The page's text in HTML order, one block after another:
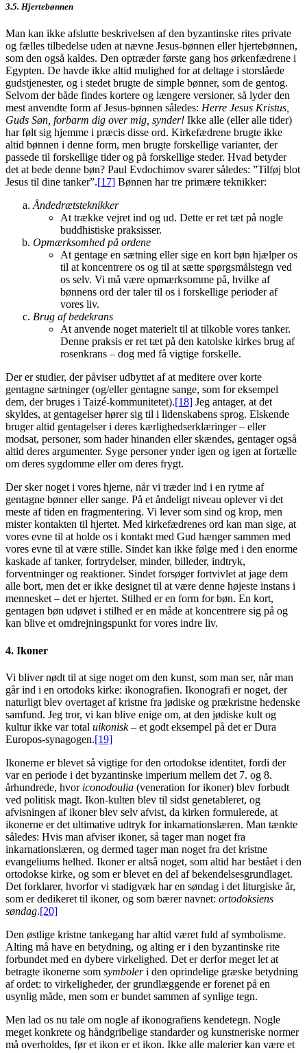
3.5. Hjertebønnen
Man kan ikke afslutte beskrivelsen af den byzantinske rites private
og fælles tilbedelse uden at nævne Jesus-bønnen eller hjertebønnen,
som den også kaldes. Den optræder første gang hos ørkenfædrene i
Egypten. De havde ikke altid mulighed for at deltage i storslåede
gudstjenester, og i stedet brugte de simple bønner, som de gentog.
Selvom der både findes kortere og længere versioner, så lyder den
mest anvendte form af Jesus-bønnen således: Herre Jesus Kristus,
Guds Søn, forbarm dig over mig, synder! Ikke alle (eller alle tider)
har følt sig hjemme i præcis disse ord. Kirkefædrene brugte ikke
altid bønnen i denne form, men brugte forskellige varianter, der
passede til forskellige tider og på forskellige steder. Hvad betyder
det at bede denne bøn? Paul Evdochimov svarer således: ”Tilføj blot
Jesus til dine tanker”.[17] Bønnen har tre primære teknikker:
Åndedrætsteknikker
At trække vejret ind og ud. Dette er ret tæt på nogle
buddhistiske praksisser.
Opmærksomhed på ordene
At gentage en sætning eller sige en kort bøn hjælper os
til at koncentrere os og til at sætte spørgsmålstegn ved
os selv. Vi må være opmærksomme på, hvilke af
bønnens ord der taler til os i forskellige perioder af
vores liv.
Brug af bedekrans
At anvende noget materielt til at tilkoble vores tanker.
Denne praksis er ret tæt på den katolske kirkes brug af
rosenkrans – dog med få vigtige forskelle.
Der er studier, der påviser udbyttet af at meditere over korte
gentagne sætninger (og/eller gentagne sange, som for eksempel
dem, der bruges i Taizé-kommunitetet).[18] Jeg antager, at det
skyldes, at gentagelser hører sig til i lidenskabens sprog. Elskende
bruger altid gentagelser i deres kærlighedserklæringer – eller
modsat, personer, som hader hinanden eller skændes, gentager også
altid deres argumenter. Syge personer ynder igen og igen at fortælle
om deres sygdomme eller om deres frygt.
Der sker noget i vores hjerne, når vi træder ind i en rytme af
gentagne bønner eller sange. På et åndeligt niveau oplever vi det
meste af tiden en fragmentering. Vi lever som sind og krop, men
mister kontakten til hjertet. Med kirkefædrenes ord kan man sige, at
vores evne til at holde os i kontakt med Gud hænger sammen med
vores evne til at være stille. Sindet kan ikke følge med i den enorme
kaskade af tanker, fortrydelser, minder, billeder, indtryk,
forventninger og reaktioner. Sindet forsøger fortvivlet at jage dem
alle bort, men det er ikke designet til at være denne højeste instans i
mennesket – det er hjertet. Stilhed er en form for bøn. En kort,
gentagen bøn udøvet i stilhed er en måde at koncentrere sig på og
kan blive et omdrejningspunkt for vores indre liv.
4. Ikoner
Vi bliver nødt til at sige noget om den kunst, som man ser, når man
går ind i en ortodoks kirke: ikonografien. Ikonografi er noget, der
naturligt blev overtaget af kristne fra jødiske og prækristne hedenske
samfund. Jeg tror, vi kan blive enige om, at den jødiske kult og
kultur ikke var total uikonisk– et godt eksempel på det er Dura
Europos-synagogen.[19]
Ikonerne er blevet så vigtige for den ortodokse identitet, fordi der
var en periode i det byzantinske imperium mellem det 7. og 8.
århundrede, hvor iconodoulia (veneration for ikoner) blev forbudt
ved politisk magt. Ikon-kulten blev til sidst genetableret, og
afvisningen af ikoner blev selv afvist, da kirken formulerede, at
ikonerne er det ultimative udtryk for inkarnationslæren. Man tænkte
således: Hvis man afviser ikoner, så tager man noget fra
inkarnationslæren, og dermed tager man noget fra det kristne
evangeliums helhed. Ikoner er altså noget, som altid har bestået i den
ortodokse kirke, og som er blevet en del af bekendelsesgrundlaget.
Det forklarer, hvorfor vi stadigvæk har en søndag i det liturgiske år,
som er dedikeret til ikoner, og som bærer navnet: ortodoksiens
søndag.[20]
Den østlige kristne tankegang har altid været fuld af symbolisme.
Alting må have en betydning, og alting er i den byzantinske rite
forbundet med en dybere virkelighed. Det er derfor meget let at
betragte ikonerne som symboleri den oprindelige græske betydning
af ordet: to virkeligheder, der grundlæggende er forenet på en
usynlig måde, men som er bundet sammen af synlige tegn.
Men lad os nu tale om nogle af ikonografiens kendetegn. Nogle
meget konkrete og håndgribelige standarder og kunstneriske normer
må overholdes, før et ikon er et ikon. Ikke alle malerier kan være et